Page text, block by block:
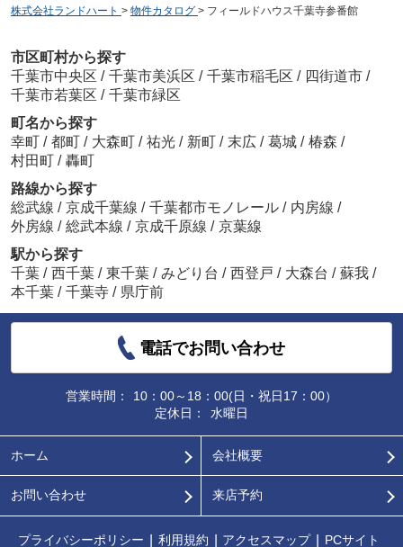
株式会社ランドハート > 物件カタログ > フィールドハウス千葉寺参番館
市区町村から探す
千葉市中央区 / 千葉市美浜区 / 千葉市稲毛区 / 四街道市 /
千葉市若葉区 / 千葉市緑区
町名から探す
幸町 / 都町 / 大森町 / 祐光 / 新町 / 末広 / 葛城 / 椿森 /
村田町 / 轟町
路線から探す
総武線 / 京成千葉線 / 千葉都市モノレール / 内房線 /
外房線 / 総武本線 / 京成千原線 / 京葉線
駅から探す
千葉 / 西千葉 / 東千葉 / みどり台 / 西登戸 / 大森台 / 蘇我 /
本千葉 / 千葉寺 / 県庁前
電話でお問い合わせ
営業時間：
10：00～18：00(日・祝日17：00）
定休日：
水曜日
ホーム 会社概要
お問い合わせ 来店予約
プライバシーポリシー 利用規約 アクセスマップ PCサイト